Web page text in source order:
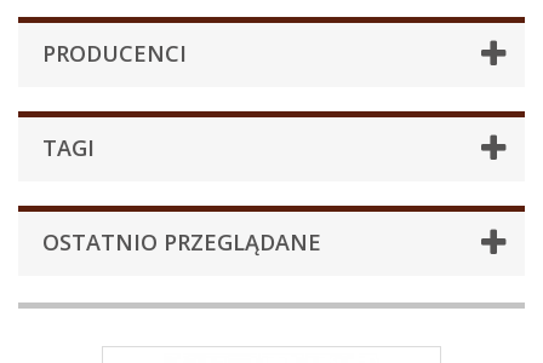
PRODUCENCI
TAGI
OSTATNIO PRZEGLĄDANE